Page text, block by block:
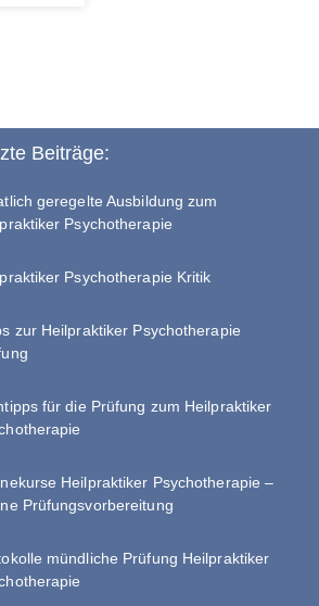
Beiträge:
geregelte Ausbildung zum
Psychotherapie
Psychotherapie Kritik
zur Heilpraktiker Psychotherapie
für die Prüfung zum Heilpraktiker
Heilpraktiker Psychotherapie –
Prüfungsvorbereitung
mündliche Prüfung Heilpraktiker